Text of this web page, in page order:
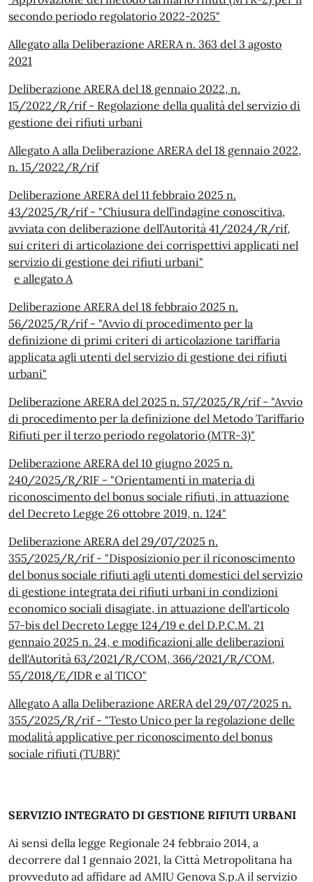
secondo periodo regolatorio 2022-2025"
Allegato alla Deliberazione ARERA n. 363 del 3 agosto
2021
Deliberazione ARERA del 18 gennaio 2022, n.
15/2022/R/rif - Regolazione della qualità del servizio di
gestione dei rifiuti urbani
Allegato A alla Deliberazione ARERA del 18 gennaio 2022,
n. 15/2022/R/rif
Deliberazione ARERA del 11 febbraio 2025 n.
43/2025/R/rif - "Chiusura dell’indagine conoscitiva,
avviata con deliberazione dell’Autorità 41/2024/R/rif,
sui criteri di articolazione dei corrispettivi applicati nel
servizio di gestione dei rifiuti urbani"
e allegato A
Deliberazione ARERA del 18 febbraio 2025 n.
56/2025/R/rif - "Avvio di procedimento per la
definizione di primi criteri di articolazione tariffaria
applicata agli utenti del servizio di gestione dei rifiuti
urbani"
Deliberazione ARERA del 2025 n. 57/2025/R/rif - "Avvio
di procedimento per la definizione del Metodo Tariffario
Rifiuti per il terzo periodo regolatorio (MTR-3)"
Deliberazione ARERA del 10 giugno 2025 n.
240/2025/R/RIF - "Orientamenti in materia di
riconoscimento del bonus sociale rifiuti, in attuazione
del Decreto Legge 26 ottobre 2019, n. 124"
Deliberazione ARERA del 29/07/2025 n.
355/2025/R/rif - "Disposizionio per il riconoscimento
del bonus sociale rifiuti agli utenti domestici del servizio
di gestione integrata dei rifiuti urbani in condizioni
economico sociali disagiate, in attuazione dell'articolo
57-bis del Decreto Legge 124/19 e del D.P.C.M. 21
gennaio 2025 n. 24, e modificazioni alle deliberazioni
dell'Autorità 63/2021/R/COM, 366/2021/R/COM,
55/2018/E/IDR e al TICO"
Allegato A alla Deliberazione ARERA del 29/07/2025 n.
355/2025/R/rif - "Testo Unico per la regolazione delle
modalità applicative per riconoscimento del bonus
sociale rifiuti (TUBR)"
SERVIZIO INTEGRATO DI GESTIONE RIFIUTI URBANI
Ai sensi della legge Regionale 24 febbraio 2014, a
decorrere dal 1 gennaio 2021, la Città Metropolitana ha
provveduto ad affidare ad AMIU Genova S.p.A il servizio